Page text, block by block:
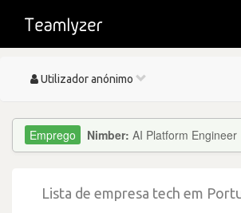
Toggle
Utilizador anónimo
Nimber: AI Platform Engineer
Lista de empresa tech em